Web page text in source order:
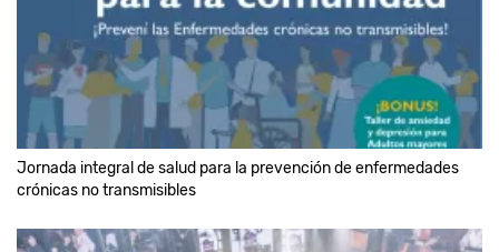
Jornada integral de salud para la prevención de enfermedades
crónicas no transmisibles